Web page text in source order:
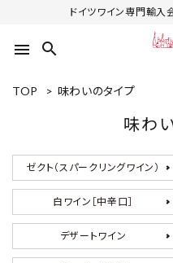
ドイツワイン専門輸
menu search
TOP > 味わいのタイプ
味わ
ゼクト（スパークリングワイン）
白ワイン［中辛口］
デザートワイン